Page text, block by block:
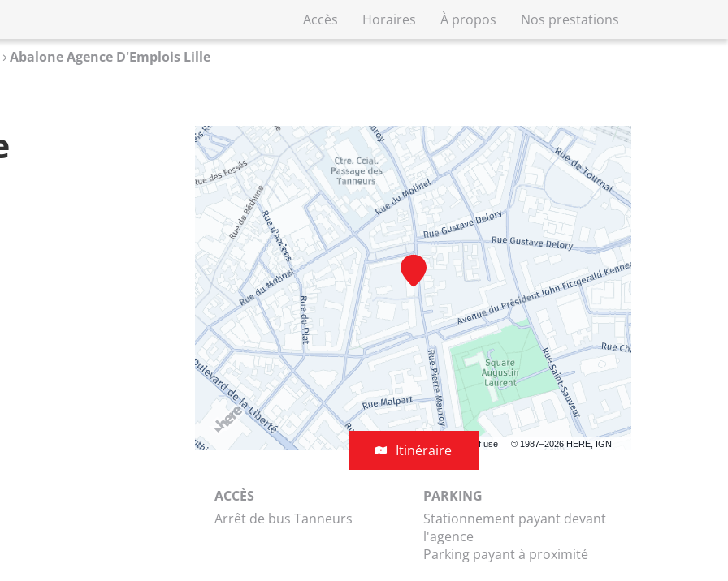
Accès Horaires À propos Nos prestations
Abalone Agence D'Emplois Lille
Terms of use © 1987–2026 HERE, IGN
Itinéraire
jusqu'à
l'agence
Abalone
Agence
d'Emplois
Lille
ACCÈS
Arrêt de bus Tanneurs
PARKING
Stationnement payant devant
l'agence
Parking payant à proximité